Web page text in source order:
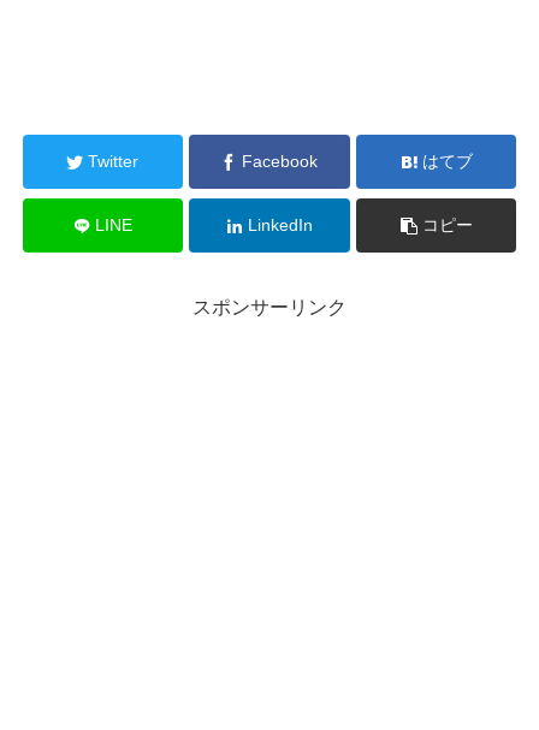
Twitter Facebook はてブ
LINE LinkedIn コピー
スポンサーリンク